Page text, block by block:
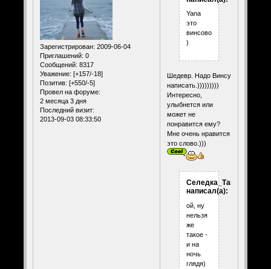
Зарегистрирован: 2009-06-04
Приглашений: 0
Сообщений: 8317
Уважение: [+157/-18]
Позитив: [+550/-5]
Провел на форуме:
2 месяца 3 дня
Последний визит:
2013-09-03 08:33:50
Yana
это
винсово
)
Шедевр. Надо Винсу
написать.)))))))))
Интересно,
улыбнется или
может не
понравится ему?
Мне очень нравится
это слово.)))
Селедка_Таня
написал(а):
ой, ну
нельзя
же
такое -
и на
ночь
глядя)